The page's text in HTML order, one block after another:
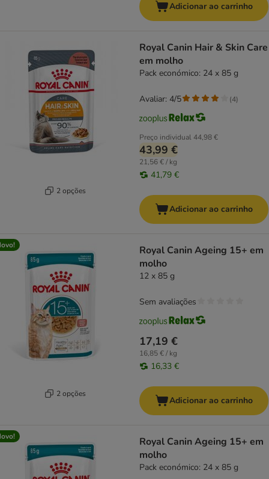
Adicionar ao carrinho
2 opções
Royal Canin Hair & Skin Care
em molho
Pack económico: 24 x 85 g
Preço individual44,98 €
43,99 €
21,56 € / kg
41,79 €
Avaliar: 4/5 (4)
Adicionar ao carrinho
2 opções
Royal Canin Ageing 15+ em
molho
12 x 85 g
17,19 €
16,85 € / kg
16,33 €
Sem avaliações
Adicionar ao carrinho
Royal Canin Ageing 15+ em
molho
Pack económico: 24 x 85 g